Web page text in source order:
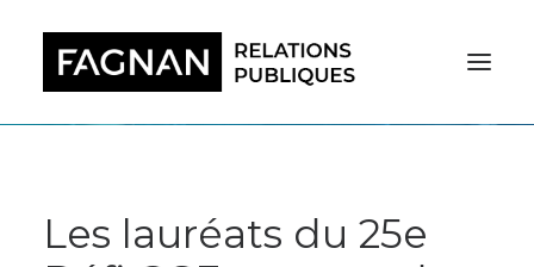
Les lauréats du 25e